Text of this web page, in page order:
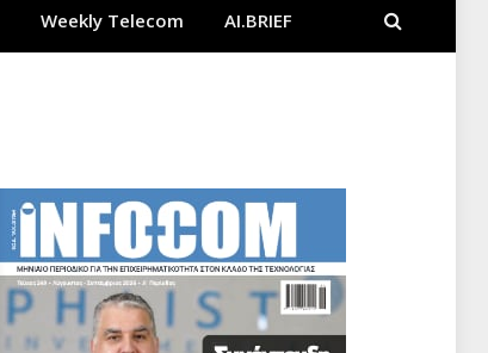
Weekly Telecom AI.BRIEF